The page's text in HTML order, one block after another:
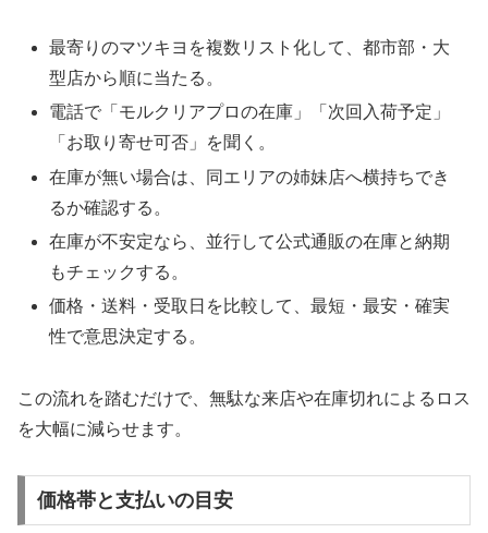
最寄りのマツキヨを複数リスト化して、都市部・大
型店から順に当たる。
電話で「モルクリアプロの在庫」「次回入荷予定」
「お取り寄せ可否」を聞く。
在庫が無い場合は、同エリアの姉妹店へ横持ちでき
るか確認する。
在庫が不安定なら、並行して公式通販の在庫と納期
もチェックする。
価格・送料・受取日を比較して、最短・最安・確実
性で意思決定する。
この流れを踏むだけで、無駄な来店や在庫切れによるロス
を大幅に減らせます。
価格帯と支払いの目安